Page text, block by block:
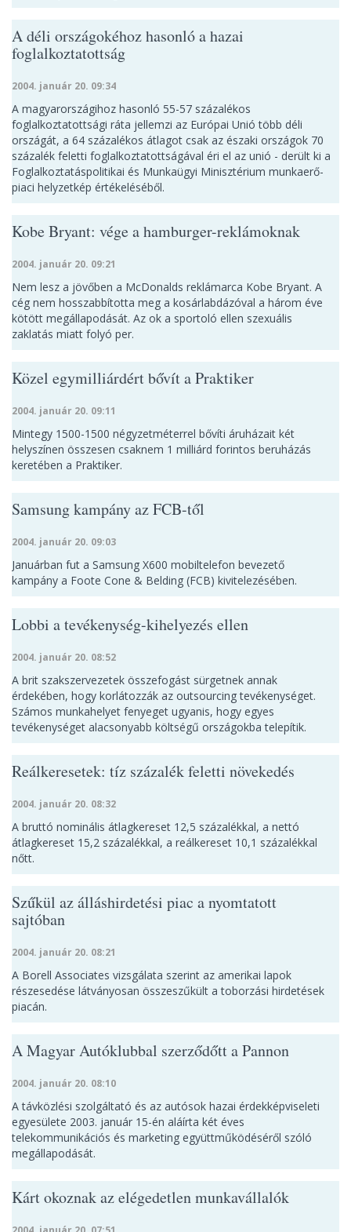
A déli országokéhoz hasonló a hazai
foglalkoztatottság
2004. január 20. 09:34
A magyarországihoz hasonló 55-57 százalékos
foglalkoztatottsági ráta jellemzi az Európai Unió több déli
országát, a 64 százalékos átlagot csak az északi országok 70
százalék feletti foglalkoztatottságával éri el az unió - derült ki a
Foglalkoztatáspolitikai és Munkaügyi Minisztérium munkaerő-
piaci helyzetkép értékeléséből.
Kobe Bryant: vége a hamburger-reklámoknak
2004. január 20. 09:21
Nem lesz a jövőben a McDonalds reklámarca Kobe Bryant. A
cég nem hosszabbította meg a kosárlabdázóval a három éve
kötött megállapodását. Az ok a sportoló ellen szexuális
zaklatás miatt folyó per.
Közel egymilliárdért bővít a Praktiker
2004. január 20. 09:11
Mintegy 1500-1500 négyzetméterrel bővíti áruházait két
helyszínen összesen csaknem 1 milliárd forintos beruházás
keretében a Praktiker.
Samsung kampány az FCB-től
2004. január 20. 09:03
Januárban fut a Samsung X600 mobiltelefon bevezető
kampány a Foote Cone & Belding (FCB) kivitelezésében.
Lobbi a tevékenység-kihelyezés ellen
2004. január 20. 08:52
A brit szakszervezetek összefogást sürgetnek annak
érdekében, hogy korlátozzák az outsourcing tevékenységet.
Számos munkahelyet fenyeget ugyanis, hogy egyes
tevékenységet alacsonyabb költségű országokba telepítik.
Reálkeresetek: tíz százalék feletti növekedés
2004. január 20. 08:32
A bruttó nominális átlagkereset 12,5 százalékkal, a nettó
átlagkereset 15,2 százalékkal, a reálkereset 10,1 százalékkal
nőtt.
Szűkül az álláshirdetési piac a nyomtatott
sajtóban
2004. január 20. 08:21
A Borell Associates vizsgálata szerint az amerikai lapok
részesedése látványosan összeszűkült a toborzási hirdetések
piacán.
A Magyar Autóklubbal szerződőtt a Pannon
2004. január 20. 08:10
A távközlési szolgáltató és az autósok hazai érdekképviseleti
egyesülete 2003. január 15-én aláírta két éves
telekommunikációs és marketing együttműködéséről szóló
megállapodását.
Kárt okoznak az elégedetlen munkavállalók